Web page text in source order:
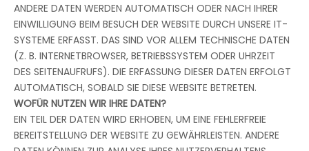
ANDERE DATEN WERDEN AUTOMATISCH ODER NACH IHRER
EINWILLIGUNG BEIM BESUCH DER WEBSITE DURCH UNSERE IT-
SYSTEME ERFASST. DAS SIND VOR ALLEM TECHNISCHE DATEN
(Z. B. INTERNETBROWSER, BETRIEBSSYSTEM ODER UHRZEIT
DES SEITENAUFRUFS). DIE ERFASSUNG DIESER DATEN ERFOLGT
AUTOMATISCH, SOBALD SIE DIESE WEBSITE BETRETEN.
WOFÜR NUTZEN WIR IHRE DATEN?
EIN TEIL DER DATEN WIRD ERHOBEN, UM EINE FEHLERFREIE
BEREITSTELLUNG DER WEBSITE ZU GEWÄHRLEISTEN. ANDERE